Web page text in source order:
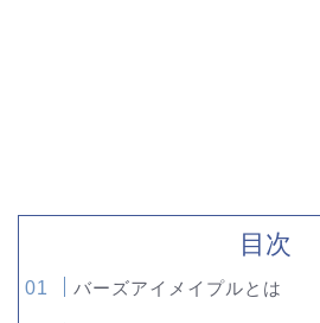
目次
バーズアイメイプルとは